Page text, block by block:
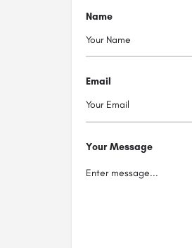
Name
Email
Your Message